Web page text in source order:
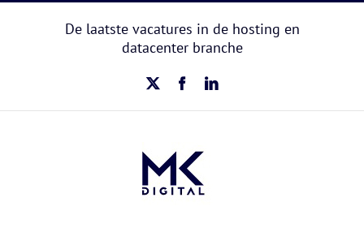
De laatste vacatures in de hosting en
datacenter branche
X FacebookLinkedIn